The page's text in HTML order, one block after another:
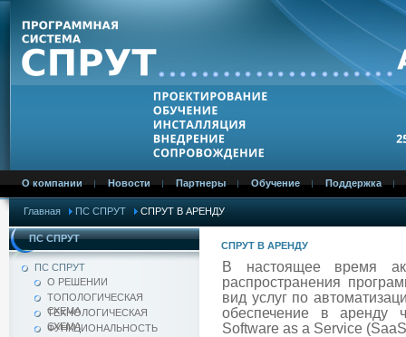
О компании Новости Партнеры Обучение Поддержка
Главная ПС СПРУТ СПРУТ В АРЕНДУ
ПС СПРУТ
ПС СПРУТ
О РЕШЕНИИ
ТОПОЛОГИЧЕСКАЯ
СХЕМА
ТЕХНОЛОГИЧЕСКАЯ
СХЕМА
ФУНКЦИОНАЛЬНОСТЬ
СПРУТ В АРЕНДУ
В настоящее время
распространения
вид услуг по
обеспечение в аренду
Software as a Service